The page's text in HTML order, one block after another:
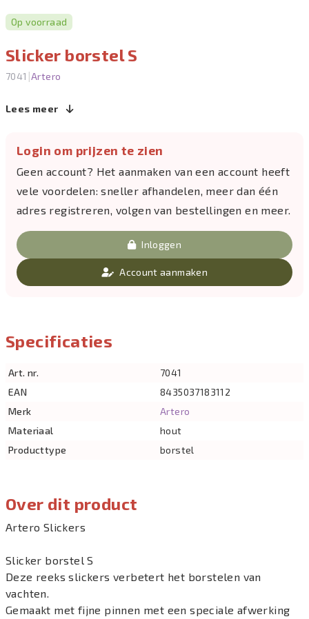
Op voorraad
Slicker borstel S
7041 |Artero
Lees meer
Login om prijzen te zien
Geen account? Het aanmaken van een account heeft
vele voordelen: sneller afhandelen, meer dan één
adres registreren, volgen van bestellingen en meer.
Inloggen
Account aanmaken
Over dit product
Artero Slickers
Slicker borstel S
Deze reeks slickers verbetert het borstelen van
vachten.
Gemaakt met fijne pinnen met een speciale afwerking
Specificaties
Art. nr.
7041
EAN
8435037183112
Merk
Artero
Materiaal
hout
Producttype
borstel